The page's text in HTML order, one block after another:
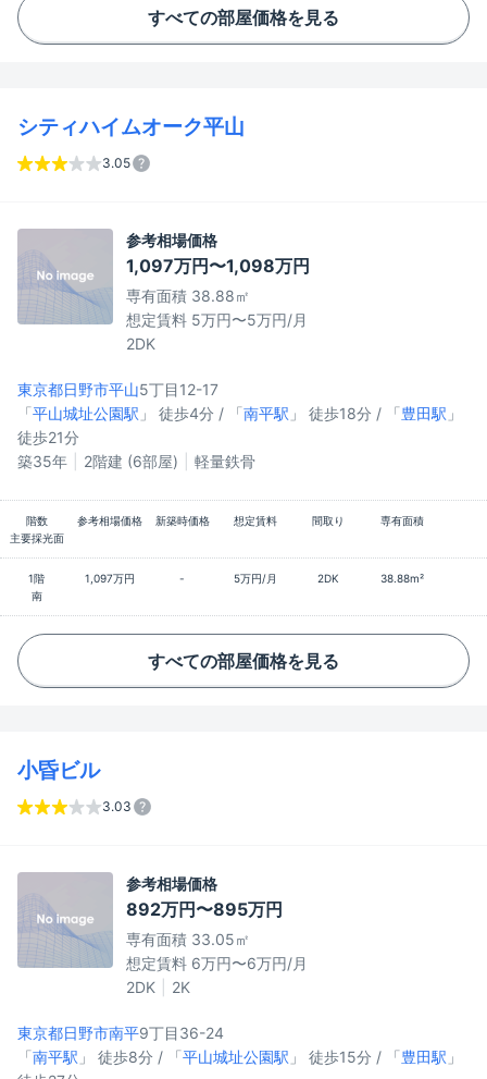
すべての部屋価格を見る
シティハイムオーク平山
3.05
参考相場価格
1,097万円〜1,098万円
専有面積 38.88㎡
想定賃料 5万円〜5万円/月
2DK
東京都日野市平山5丁目12-17
「平山城址公園駅 」 徒歩4分 / 「南平駅 」 徒歩18分 / 「豊田駅 」
徒歩21分
築35年
2階建 (6部屋) 軽量鉄骨
階数 参考相場価格 新築時価格 想定賃料 間取り
専有面積
主要採光面
1階 1,097万円 - 5万円/月 2DK
38.88m²
南
すべての部屋価格を見る
小昏ビル
3.03
参考相場価格
892万円〜895万円
専有面積 33.05㎡
想定賃料 6万円〜6万円/月
2DK
2K
東京都日野市南平9丁目36-24
「南平駅 」 徒歩8分 / 「平山城址公園駅 」 徒歩15分 / 「豊田駅 」